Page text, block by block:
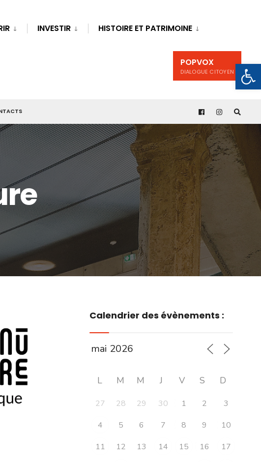
INVESTIR HISTOIRE ET PATRIMOINE
POPVOX
DIALOGUE CITOYEN
Calendrier des évènements :
L M M J V S D
27 28 29 30 1 2
3
4
5 6 7 8 9
10
11
12 13 14 15 16
17